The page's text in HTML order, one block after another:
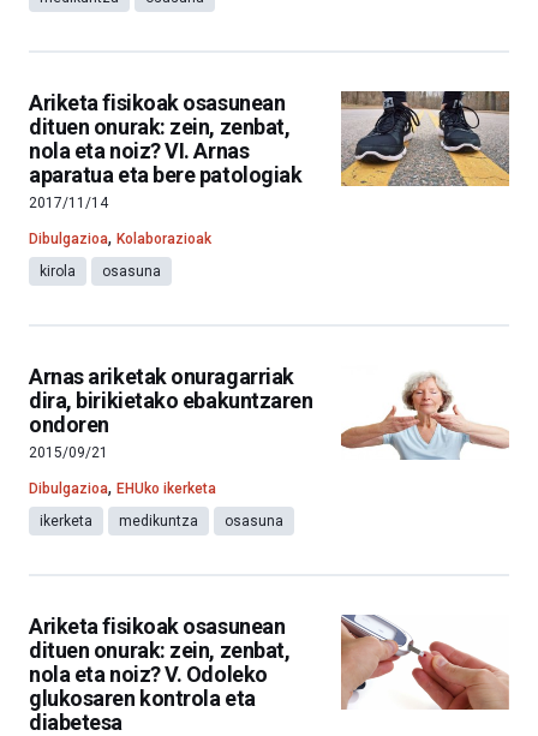
Ariketa fisikoak osasunean
dituen onurak: zein, zenbat,
nola eta noiz? VI. Arnas
aparatua eta bere patologiak
2017/11/14
Dibulgazioa, Kolaborazioak
kirola
osasuna
Arnas ariketak onuragarriak
dira, birikietako ebakuntzaren
ondoren
2015/09/21
Dibulgazioa, EHUko ikerketa
ikerketa
medikuntza osasuna
Ariketa fisikoak osasunean
dituen onurak: zein, zenbat,
nola eta noiz? V. Odoleko
glukosaren kontrola eta
diabetesa